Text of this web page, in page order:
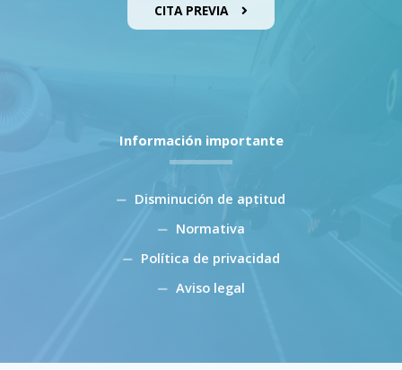
CITA PREVIA
Información importante
Disminución de aptitud
Normativa
Política de privacidad
Aviso legal